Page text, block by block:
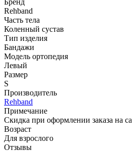
Rehband
Часть тела
Коленный сустав
Тип изделия
Бандажи
Модель ортопедия
Левый
Размер
S
Производитель
Rehband
Примечание
Скидка при оформлении заказа на
Возраст
Для взрослого
Отзывы